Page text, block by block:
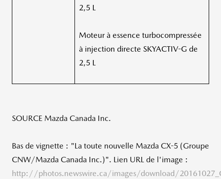
2,5 L
Moteur à essence turbocompressée
à injection directe SKYACTIV-G de
2,5 L
SOURCE Mazda Canada Inc.
Bas de vignette : "La toute nouvelle Mazda CX-5 (Groupe
CNW/Mazda Canada Inc.)". Lien URL de l'image :
http://photos.newswire.ca/images/download/